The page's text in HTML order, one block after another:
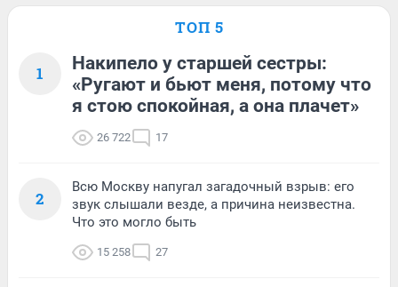
ТОП 5
1
Накипело у старшей сестры:
«Ругают и бьют меня, потому что
я стою спокойная, а она плачет»
26 722 17
2
Всю Москву напугал загадочный взрыв: его
звук слышали везде, а причина неизвестна.
Что это могло быть
15 258 27